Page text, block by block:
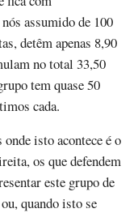
assumido de 100
detêm apenas 8,90
no total 33,50
tem quase 50
cada.
isto acontece é o
os que defendem
este grupo de
quando isto se